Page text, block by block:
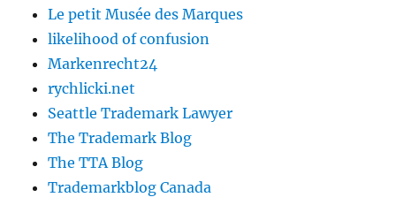
Le petit Musée des Marques
likelihood of confusion
Markenrecht24
rychlicki.net
Seattle Trademark Lawyer
The Trademark Blog
The TTA Blog
Trademarkblog Canada